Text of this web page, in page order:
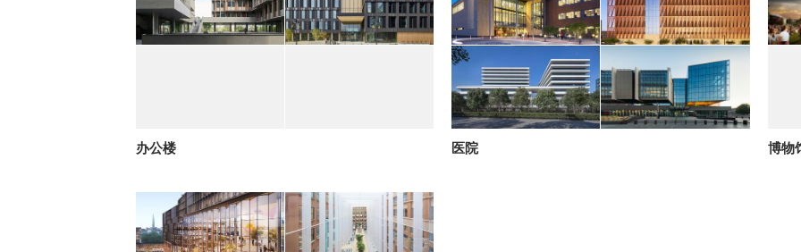
办公楼 医院 博物